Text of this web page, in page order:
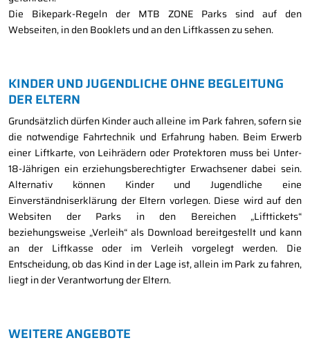
Die Bikepark-Regeln der MTB ZONE Parks sind auf den
Webseiten, in den Booklets und an den Liftkassen zu sehen.
KINDER UND JUGENDLICHE OHNE BEGLEITUNG
DER ELTERN
Grundsätzlich dürfen Kinder auch alleine im Park fahren, sofern sie
die notwendige Fahrtechnik und Erfahrung haben. Beim Erwerb
einer Liftkarte, von Leihrädern oder Protektoren muss bei Unter-
18-Jährigen ein erziehungsberechtigter Erwachsener dabei sein.
Alternativ können Kinder und Jugendliche eine
Einverständniserklärung der Eltern vorlegen. Diese wird auf den
Websiten der Parks in den Bereichen „Lifttickets“
beziehungsweise „Verleih“ als Download bereitgestellt und kann
an der Liftkasse oder im Verleih vorgelegt werden. Die
Entscheidung, ob das Kind in der Lage ist, allein im Park zu fahren,
liegt in der Verantwortung der Eltern.
WEITERE ANGEBOTE